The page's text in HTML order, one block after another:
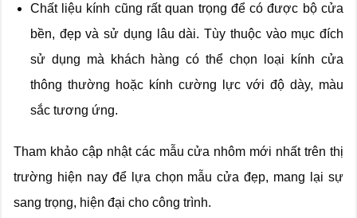
Chất liệu kính cũng rất quan trọng để có được bộ cửa
bền, đẹp và sử dụng lâu dài. Tùy thuộc vào mục đích
sử dụng mà khách hàng có thể chọn loại kính cửa
thông thường hoặc kính cường lực với độ dày, màu
sắc tương ứng.
Tham khảo cập nhật các mẫu cửa nhôm mới nhất trên thị
trường hiện nay để lựa chọn mẫu cửa đẹp, mang lại sự
sang trọng, hiện đại cho công trình.